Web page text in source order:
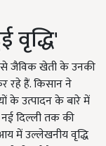
जैविक खेती के उनकी
हैं. किसान ने
के उत्पादन के बारे में
नई दिल्ली तक की
में उल्लेखनीय वृद्धि